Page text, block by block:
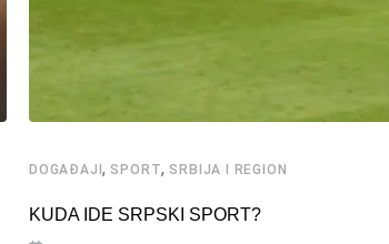
DOGAĐAJI, SPORT, SRBIJA I REGION
KUDA IDE SRPSKI SPORT?